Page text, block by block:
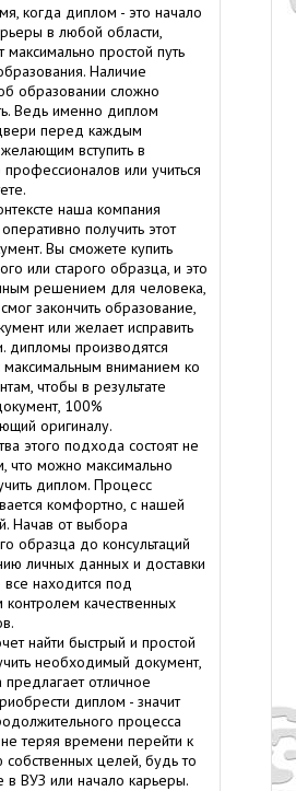
когда диплом - это начало
в любой области,
максимально простой путь
Наличие
образовании сложно
Ведь именно диплом
перед каждым
вступить в
или учиться
наша компания
получить этот
Вы сможете купить
или старого образца, и это
решением для человека,
закончить образование,
или желает исправить
дипломы производятся
максимальным вниманием ко
чтобы в результате
100%
оригиналу.
этого подхода состоят не
что можно максимально
диплом. Процесс
комфортно, с нашей
Начав от выбора
образца до консультаций
личных данных и доставки
находится под
качественных
найти быстрый и простой
необходимый документ,
предлагает отличное
диплом - значит
процесса
теряя времени перейти к
целей, будь то
в ВУЗ или начало карьеры.